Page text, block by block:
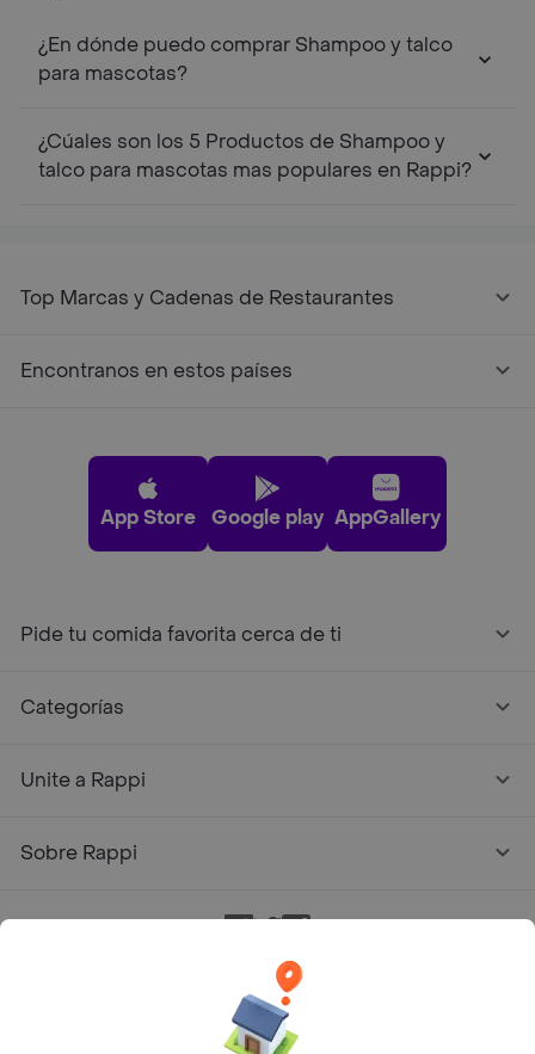
¿En dónde puedo comprar Shampoo y talco
para mascotas?
¿Cúales son los 5 Productos de Shampoo y
talco para mascotas mas populares en Rappi?
Top Marcas y Cadenas de Restaurantes
Encontranos en estos países
App Store Google play AppGallery
Pide tu comida favorita cerca de ti
Categorías
Unite a Rappi
Sobre Rappi
Facebook
Twitter
Instagram
Rappi Inc. All rights reserved.